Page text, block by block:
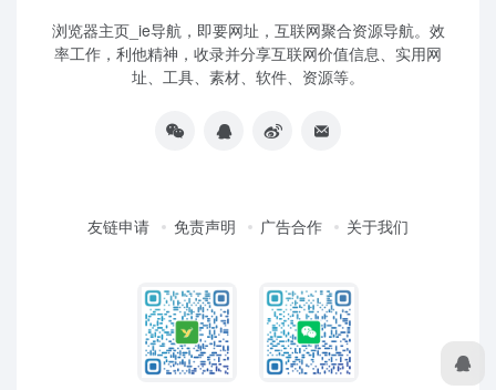
浏览器主页_ie导航，即要网址，互联网聚合资源导航。效
率工作，利他精神，收录并分享互联网价值信息、实用网
址、工具、素材、软件、资源等。
友链申请 免责声明 广告合作 关于我们